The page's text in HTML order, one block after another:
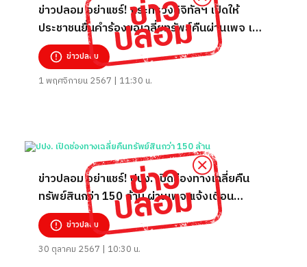
ข่าวปลอม อย่าแชร์! กระทรวงดิจิทัลฯ เปิดให้
ประชาชนยื่นคำร้องขอเฉลี่ยทรัพย์คืนผ่านเพจ เพื่อ
พี่น้องไทย
ข่าวปลอม
1 พฤศจิกายน 2567 | 11:30 น.
ข่าวปลอม อย่าแชร์! ปปง. เปิดช่องทางเฉลี่ยคืน
ทรัพย์สินกว่า 150 ล้าน ผ่านเพจ แจ้งเตือน
ประชาชน รู้ทันเหตุการณ์
ข่าวปลอม
30 ตุลาคม 2567 | 10:30 น.